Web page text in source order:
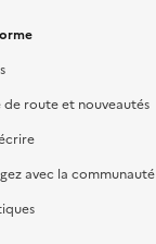
de route et nouveautés
avec la communauté